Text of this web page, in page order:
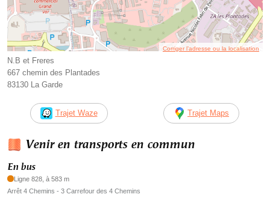
Corriger l’adresse ou la localisation
N.B et Freres
667 chemin des Plantades
83130 La Garde
Trajet Waze Trajet Maps
Venir en transports en commun
En bus
Ligne 828, à 583 m
Arrêt 4 Chemins - 3 Carrefour des 4 Chemins